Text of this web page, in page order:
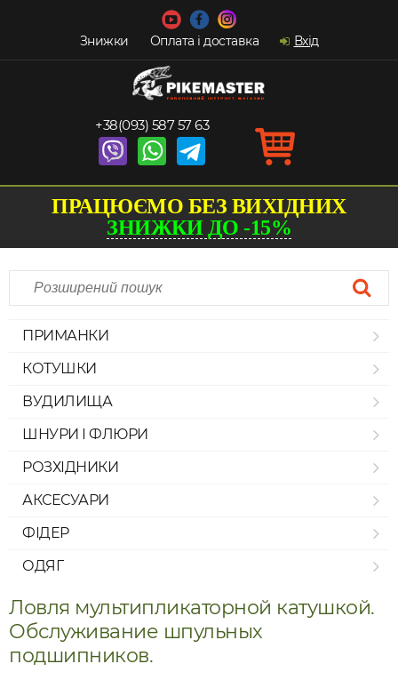
Знижки Оплата і доставка Вхід
+38(093) 587 57 63
ПРАЦЮЄМО БЕЗ ВИХІДНИХ
ЗНИЖКИ ДО -15%
ПРИМАНКИ
КОТУШКИ
ВУДИЛИЩА
ШНУРИ І ФЛЮРИ
РОЗХІДНИКИ
АКСЕСУАРИ
ФІДЕР
ОДЯГ
Ловля мультипликаторной катушкой.
Обслуживание шпульных
подшипников.